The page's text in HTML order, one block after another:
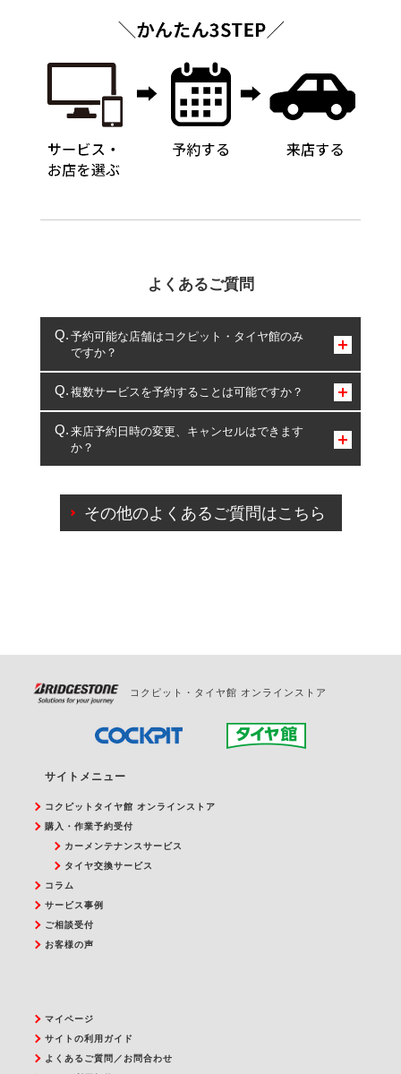
よくあるご質問
予約可能な店舗はコクピット・タイヤ館のみ
ですか？
コクピット・タイヤ館のみとなります。
複数サービスを予約することは可能ですか？
複数サービスのご予約は可能です。
一部の商品・サービスの組み合わせに限り、同時にご予約が
出来ないものもございます。
来店予約日時の変更、キャンセルはできます
か？
ご来店予約日の3営業日前を過ぎている場合のご予約
の日時変更につきましては、直接ご予約の店舗まで
その他のよくあるご質問はこちら
コクピット・タイヤ館 オンラインストア
サイトメニュー
コクピットタイヤ館 オンラインストア
購入・作業予約受付
カーメンテナンスサービス
タイヤ交換サービス
コラム
サービス事例
ご相談受付
お客様の声
マイページ
サイトの利用ガイド
よくあるご質問／お問合わせ